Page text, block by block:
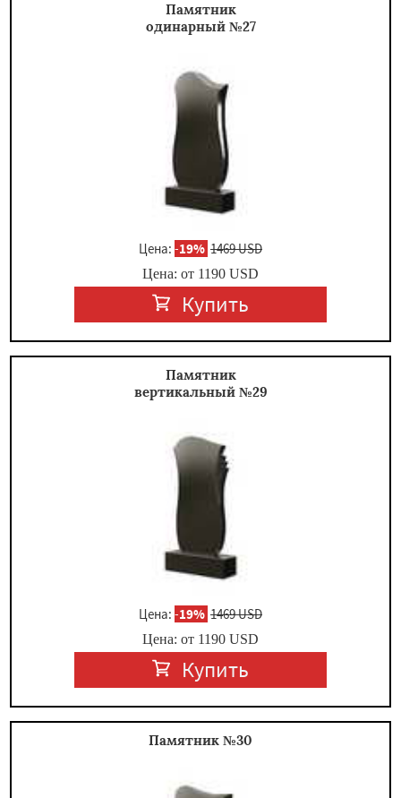
Памятник
одинарный №27
Цена: -19% 1469 USD
Цена: от 1190 USD
Купить
Памятник
вертикальный №29
Цена: -19% 1469 USD
Цена: от 1190 USD
Купить
Памятник №30